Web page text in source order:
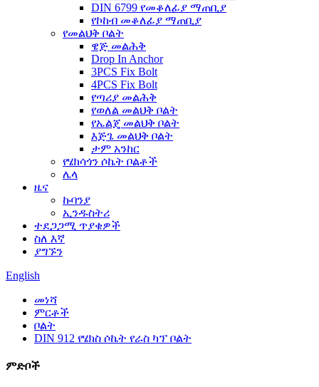
DIN 6799 የመቆለፊያ ማጠቢያ
የኮከብ መቆለፊያ ማጠቢያ
የመልህቅ ቦልት
ዌጅ መልሕቅ
Drop In Anchor
3PCS Fix Bolt
4PCS Fix Bolt
የጣሪያ መልሕቅ
የወለል መልህቅ ቦልት
የኤልጄ መልህቅ ቦልት
እጅጌ መልህቅ ቦልት
ታም አንከር
የሄክሳጎን ሶኬት ቦልቶች
ሌላ
ዜና
ኩባንያ
ኢንዱስትሪ
ተደጋጋሚ ጥያቄዎች
ስለ እኛ
ያግኙን
English
መነሻ
ምርቶች
ቦልት
DIN 912 የሄክስ ሶኬት የራስ ካፕ ቦልት
ምድቦች